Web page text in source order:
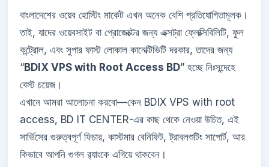
বাংলাদেশের ওয়েব হোস্টিং মার্কেট এখন অনেক বেশি প্রতিযোগিতামূলক।
তাই, যাদের ওয়েবসাইট বা প্রোজেক্টের জন্য এক্সট্রা ফ্লেক্সিবিলিটি, ফুল
কন্ট্রোল, এবং সুপার ফাস্ট লোকাল কানেক্টিভিটি দরকার, তাদের জন্য
“BDIX VPS with Root Access BD” হচ্ছে নিঃসন্দেহে
বেস্ট চয়েজ।
এখানে আমরা আলোচনা করবো—কেন BDIX VPS with root
access, BD IT CENTER-এর কাছ থেকে নেওয়া উচিত, এই
সার্ভিসের গুরুত্বপূর্ণ ফিচার, কাস্টমার বেনিফিট, ট্রাবলশুটিং সাপোর্ট, আর
কিভাবে আপনি গুগল র‍্যাংকে এগিয়ে থাকবেন।